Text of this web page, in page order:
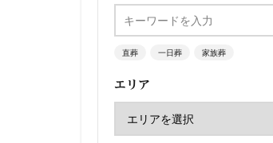
直葬 一日葬 家族葬
エリア